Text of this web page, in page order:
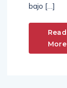
bajo […]
Read
More